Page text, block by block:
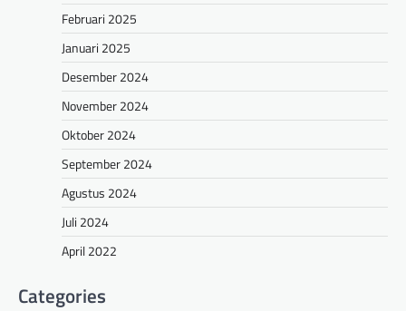
Februari 2025
Januari 2025
Desember 2024
November 2024
Oktober 2024
September 2024
Agustus 2024
Juli 2024
April 2022
Categories